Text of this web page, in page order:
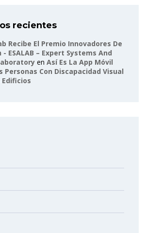
recientes
Recibe El Premio Innovadores De
- ESALAB – Expert Systems And
en Así Es La App Móvil
Personas Con Discapacidad Visual
Edificios